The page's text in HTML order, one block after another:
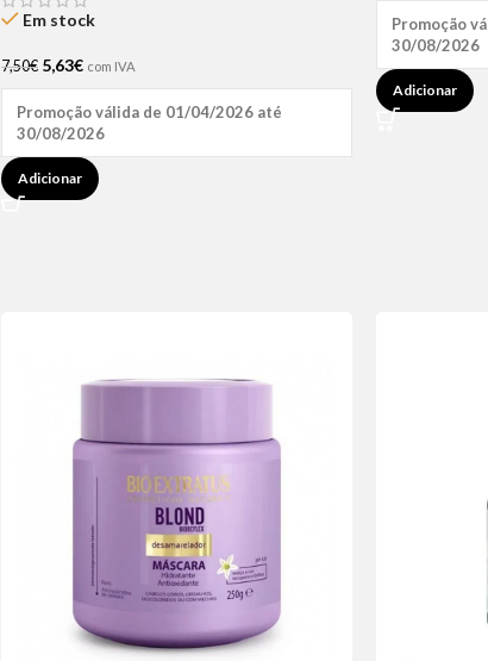
Em stock
7,50€ 5,63€ com IVA
Promoção válida de 01/04/2026 até
30/08/2026
Adicionar
Promoção
30/08/2026
Adicionar